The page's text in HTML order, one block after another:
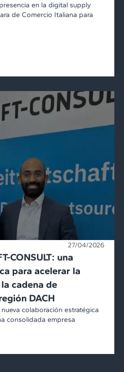
en la digital supply
de Comercio Italiana para
27/04/2026
CONSULT: una
para acelerar la
cadena de
DACH
colaboración estratégica
consolidada empresa